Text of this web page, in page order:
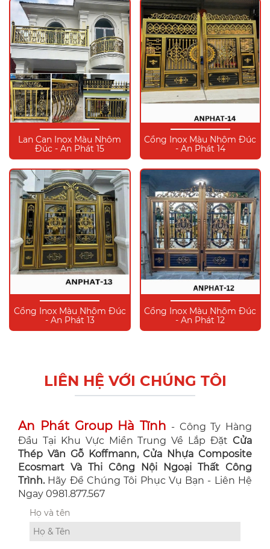
Lan Can Inox Màu Nhôm
Đúc - An Phát 15
Cổng Inox Màu Nhôm Đúc
- An Phát 14
Cổng Inox Màu Nhôm Đúc
- An Phát 13
Cổng Inox Màu Nhôm Đúc
- An Phát 12
LIÊN HỆ VỚI CHÚNG TÔI
An Phát Group Hà Tĩnh - Công Ty Hàng
Đầu Tại Khu Vực Miền Trung Về Lắp Đặt Cửa
Thép Vân Gỗ Koffmann, Cửa Nhựa Composite
Ecosmart Và Thi Công Nội Ngoại Thất Công
Trình. Hãy Để Chúng Tôi Phục Vụ Bạn - Liên Hệ
Ngay 0981.877.567
Họ và tên